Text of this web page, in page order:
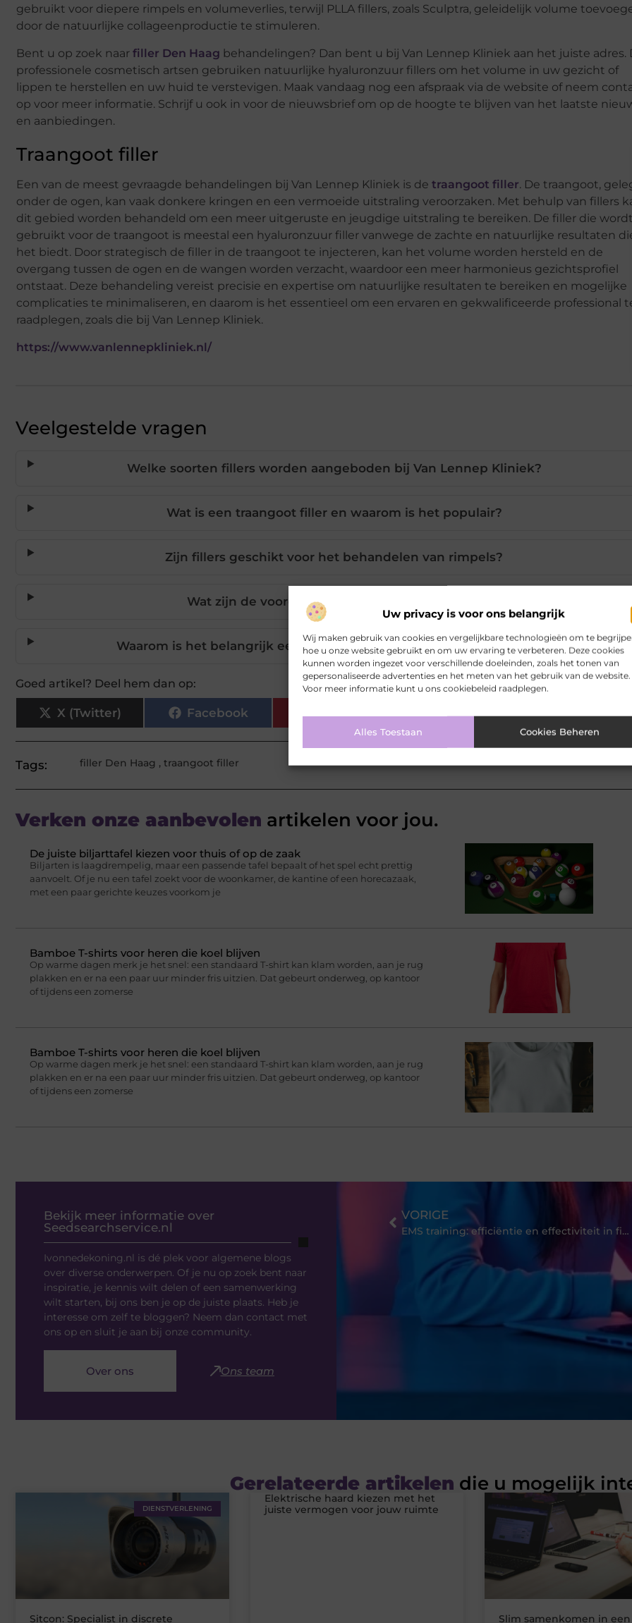
Uw privacy is voor ons belangrijk
Wij maken gebruik van cookies en vergelijkbare technologieën om te
hoe u onze website gebruikt en om uw ervaring te verbeteren. Deze cookies
kunnen worden ingezet voor verschillende doeleinden, zoals het tonen van
gepersonaliseerde advertenties en het meten van het gebruik van de website.
Voor meer informatie kunt u ons cookiebeleid raadplegen.
Alles Toestaan Cookies Beheren
gebruikt voor diepere rimpels en volumeverlies, terwijl PLLA fillers, zoals Sculptra, geleidelijk volume
door de natuurlijke collageenproductie te stimuleren.
Bent u op zoek naar filler Den Haag behandelingen? Dan bent u bij Van Lennep Kliniek aan het juiste adres.
professionele cosmetisch artsen gebruiken natuurlijke hyaluronzuur fillers om het volume in uw gezicht of
lippen te herstellen en uw huid te verstevigen. Maak vandaag nog een afspraak via de website of neem
op voor meer informatie. Schrijf u ook in voor de nieuwsbrief om op de hoogte te blijven van het laatste
en aanbiedingen.
Traangoot filler
Een van de meest gevraagde behandelingen bij Van Lennep Kliniek is de traangoot filler. De traangoot,
onder de ogen, kan vaak donkere kringen en een vermoeide uitstraling veroorzaken. Met behulp van fillers
dit gebied worden behandeld om een meer uitgeruste en jeugdige uitstraling te bereiken. De filler die wordt
gebruikt voor de traangoot is meestal een hyaluronzuur filler vanwege de zachte en natuurlijke resultaten
het biedt. Door strategisch de filler in de traangoot te injecteren, kan het volume worden hersteld en de
overgang tussen de ogen en de wangen worden verzacht, waardoor een meer harmonieus gezichtsprofiel
ontstaat. Deze behandeling vereist precisie en expertise om natuurlijke resultaten te bereiken en mogelijke
complicaties te minimaliseren, en daarom is het essentieel om een ervaren en gekwalificeerde professional
raadplegen, zoals die bij Van Lennep Kliniek.
https://www.vanlennepkliniek.nl/
Veelgestelde vragen
Welke soorten fillers worden aangeboden bij Van Lennep Kliniek?
Wat is een traangoot filler en waarom is het populair?
Zijn fillers geschikt voor het behandelen van rimpels?
Wat zijn de voordelen van hyaluronzuur fillers?
Waarom is het belangrijk een gekwalificeerde professional te kiezen?
Goed artikel? Deel hem dan op:
X (Twitter) Facebook LinkedIn Email
Tags: filler Den Haag , traangoot filler
Verken onze aanbevolen artikelen voor jou.
De juiste biljarttafel kiezen voor thuis of op de zaak
Biljarten is laagdrempelig, maar een passende tafel bepaalt of het spel echt prettig
aanvoelt. Of je nu een tafel zoekt voor de woonkamer, de kantine of een horecazaak,
met een paar gerichte keuzes voorkom je
Bamboe T-shirts voor heren die koel blijven
Op warme dagen merk je het snel: een standaard T-shirt kan klam worden, aan je rug
plakken en er na een paar uur minder fris uitzien. Dat gebeurt onderweg, op kantoor
of tijdens een zomerse
Bamboe T-shirts voor heren die koel blijven
Op warme dagen merk je het snel: een standaard T-shirt kan klam worden, aan je rug
plakken en er na een paar uur minder fris uitzien. Dat gebeurt onderweg, op kantoor
of tijdens een zomerse
Bekijk meer informatie over
Seedsearchservice.nl
Ivonnedekoning.nl is dé plek voor algemene blogs
over diverse onderwerpen. Of je nu op zoek bent naar
inspiratie, je kennis wilt delen of een samenwerking
wilt starten, bij ons ben je op de juiste plaats. Heb je
interesse om zelf te bloggen? Neem dan contact met
ons op en sluit je aan bij onze community.
Over ons Ons team
VORIGE
EMS training: efficiëntie en effectiviteit in fitness
Gerelateerde artikelen die u mogelijk
DIENSTVERLENING
Sitcon: Specialist in discrete
Elektrische haard kiezen met het
juiste vermogen voor jouw ruimte
Slim samenkomen in